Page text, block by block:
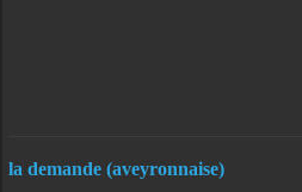
la demande (aveyronnaise)